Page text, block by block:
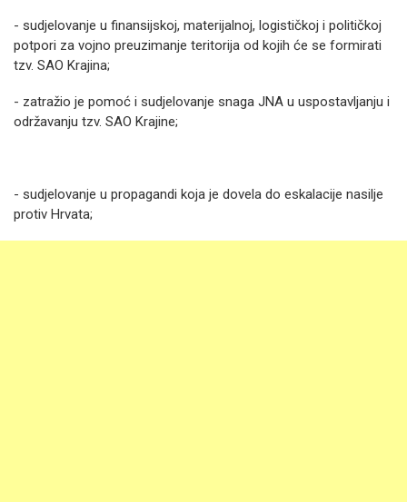
- sudjelovanje u finansijskoj, materijalnoj, logističkoj i političkoj
potpori za vojno preuzimanje teritorija od kojih će se formirati
tzv. SAO Krajina;
- zatražio je pomoć i sudjelovanje snaga JNA u uspostavljanju i
održavanju tzv. SAO Krajine;
- sudjelovanje u propagandi koja je dovela do eskalacije nasilje
protiv Hrvata;